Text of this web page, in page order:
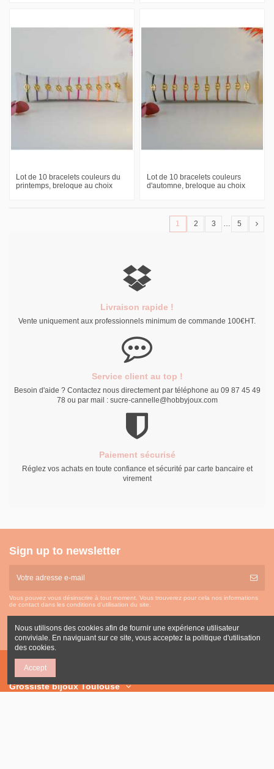
Lot de 10 bracelets couleurs du
printemps, breloque au choix
Lot de 10 bracelets couleurs
d'automne, breloque au choix
1 2 3 … 5
Livraison rapide !
Vente uniquement aux professionnels minimum de commande 100€HT.
Service client au top !
Besoin d'aide ? Contactez nous directement par téléphone au 09 87 45 49
78 ou par mail : sucre-cannelle@hobbyjoux.com
Paiement sécurisé
Réglez vos achats en toute confiance et sécurité par carte bancaire et
virement
Sign up to newsletter
Vous pouvez vous désinscrire à tout moment. Vous trouverez pour cela nos informations
de contact dans les conditions d'utilisation du site.
Grossiste bijoux Toulouse
Nous utilisons des cookies afin de fournir une expérience utilisateur
conviviale. En naviguant sur ce site, vous acceptez la politique d'utilisation
des cookies.
Accept